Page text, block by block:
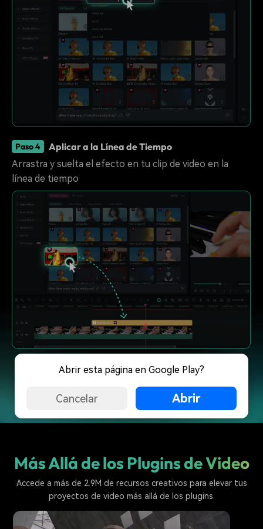
Paso 4 Aplicar a la Línea de Tiempo
Arrastra y suelta el efecto en tu clip de video en la
línea de tiempo
Prueba los Plugins de Filmora Ahora
Más Allá de los Plugins de Video
Accede a más de 2.9M de recursos creativos para elevar tus
proyectos de video más allá de los plugins.
Abrir esta página en Google Play?
Cancelar Abrir